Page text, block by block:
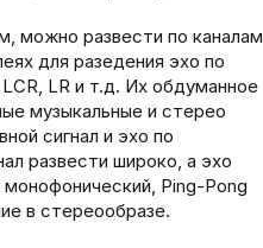
можно развести по каналам
для разедения эхо по
LR и т.д. Их обдуманное
музыкальные и стерео
сигнал и эхо по
развести широко, а эхо
Ping-Pong
в стереообразе.